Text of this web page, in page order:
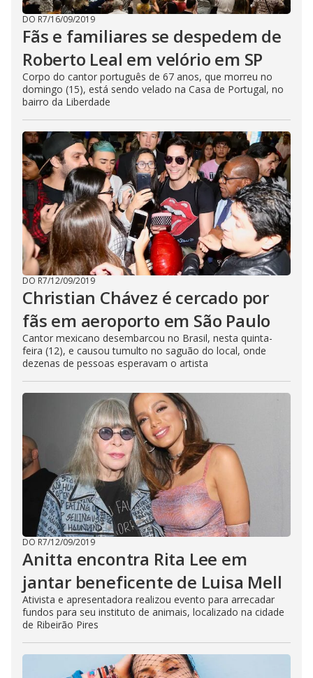
DO R7/16/09/2019
Fãs e familiares se despedem de
Roberto Leal em velório em SP
Corpo do cantor português de 67 anos, que morreu no
domingo (15), está sendo velado na Casa de Portugal, no
bairro da Liberdade
DO R7/12/09/2019
Christian Chávez é cercado por
fãs em aeroporto em São Paulo
Cantor mexicano desembarcou no Brasil, nesta quinta-
feira (12), e causou tumulto no saguão do local, onde
dezenas de pessoas esperavam o artista
DO R7/12/09/2019
Anitta encontra Rita Lee em
jantar beneficente de Luisa Mell
Ativista e apresentadora realizou evento para arrecadar
fundos para seu instituto de animais, localizado na cidade
de Ribeirão Pires